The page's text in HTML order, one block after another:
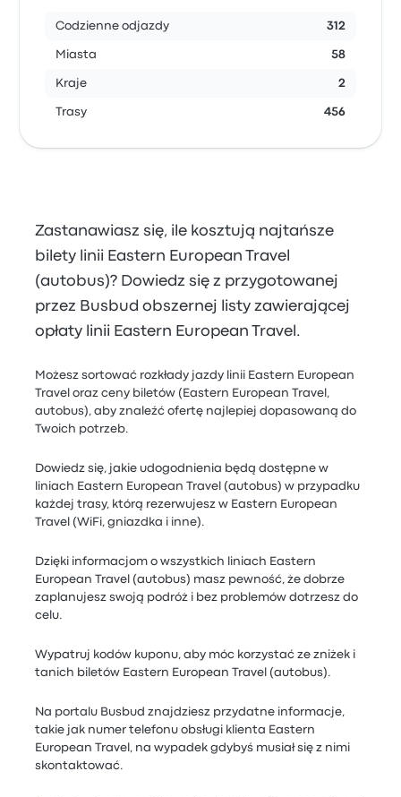
Codzienne odjazdy 312
Miasta 58
Kraje 2
Trasy 456
Zastanawiasz się, ile kosztują najtańsze
bilety linii Eastern European Travel
(autobus)? Dowiedz się z przygotowanej
przez Busbud obszernej listy zawierającej
opłaty linii Eastern European Travel.
Możesz sortować rozkłady jazdy linii Eastern European
Travel oraz ceny biletów (Eastern European Travel,
autobus), aby znaleźć ofertę najlepiej dopasowaną do
Twoich potrzeb.
Dowiedz się, jakie udogodnienia będą dostępne w
liniach Eastern European Travel (autobus) w przypadku
każdej trasy, którą rezerwujesz w Eastern European
Travel (WiFi, gniazdka i inne).
Dzięki informacjom o wszystkich liniach Eastern
European Travel (autobus) masz pewność, że dobrze
zaplanujesz swoją podróż i bez problemów dotrzesz do
celu.
Wypatruj kodów kuponu, aby móc korzystać ze zniżek i
tanich biletów Eastern European Travel (autobus).
Na portalu Busbud znajdziesz przydatne informacje,
takie jak numer telefonu obsługi klienta Eastern
European Travel, na wypadek gdybyś musiał się z nimi
skontaktować.